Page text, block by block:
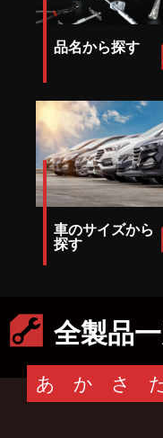
品名から探す
車のサイズから
探す
全製品
あ か さ